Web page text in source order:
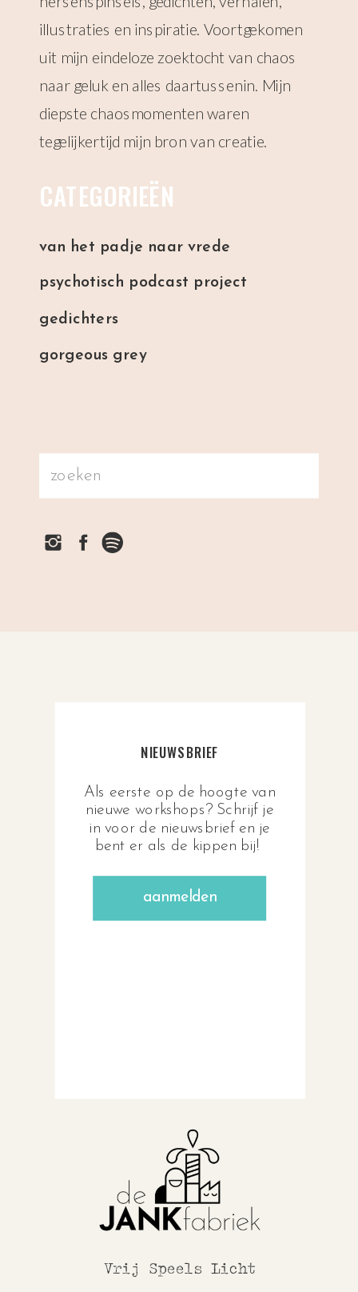
illustraties en inspiratie. Voortgekomen
uit mijn eindeloze zoektocht van chaos
naar geluk en alles daartussenin. Mijn
diepste chaosmomenten waren
tegelijkertijd mijn bron van creatie.
CATEGORIEËN
van het padje naar vrede
psychotisch podcast project
gedichters
Search
for:
gorgeous grey
Vrij Speels Licht
NIEUWSBRIEF
Als eerste op de hoogte van
nieuwe workshops? Schrijf je
in voor de nieuwsbrief en je
bent er als de kippen bij!
aanmelden